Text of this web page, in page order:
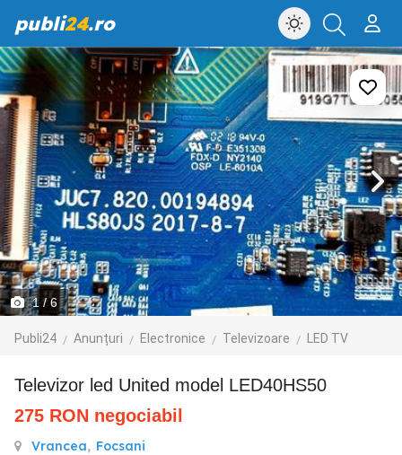
publi24.ro
1 / 6
Publi24 Anunțuri Electronice Televizoare LED TV
Televizor led United model LED40HS50
275 RON negociabil
Vrancea, Focsani